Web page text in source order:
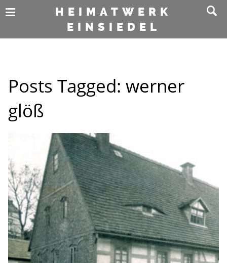
HEIMATWERK
EINSIEDEL
Posts Tagged: werner
glöß